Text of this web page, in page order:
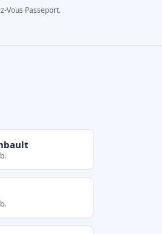
Vous Passeport.